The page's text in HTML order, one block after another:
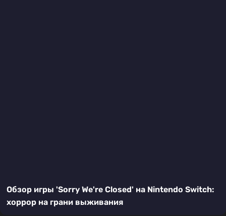
Обзор игры 'Sorry We're Closed' на Nintendo Switch:
хоррор на грани выживания